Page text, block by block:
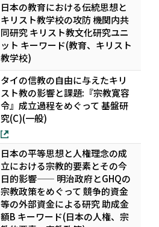
日本の教育における伝統思想と
キリスト教学校の攻防 機関内共
同研究 キリスト教文化研究ユニ
ット キーワード(教育、キリスト
教学校)
タイの信教の自由に与えたキリ
スト教の影響と課題:『宗教寛容
令』成立過程をめぐって 基盤研
究(C)(一般)
日本の平等思想と人権理念の成
立における宗教的要素とその今
日的影響—— 明治政府とGHQの
宗教政策をめぐって 競争的資金
等の外部資金による研究 助成金
額B キーワード(日本の人権、宗